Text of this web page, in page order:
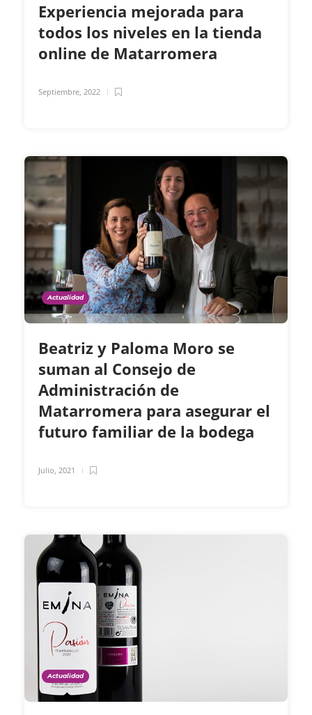
Experiencia mejorada para
todos los niveles en la tienda
online de Matarromera
Septiembre, 2022
Actualidad
Beatriz y Paloma Moro se
suman al Consejo de
Administración de
Matarromera para asegurar el
futuro familiar de la bodega
Julio, 2021
Actualidad